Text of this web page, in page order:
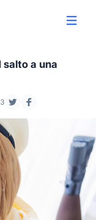
ver
a una
compartir en twitter
compartir en